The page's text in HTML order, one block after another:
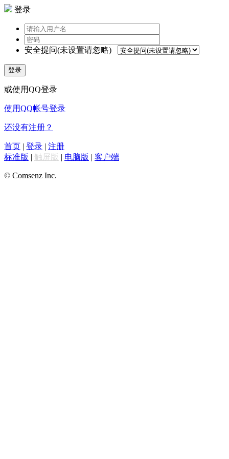
登录
安全提问(未设置请忽略)
登录
或使用QQ登录
使用QQ帐号登录
还没有注册？
首页 | 登录 | 注册
标准版 | 触屏版 | 电脑版 | 客户端
© Comsenz Inc.